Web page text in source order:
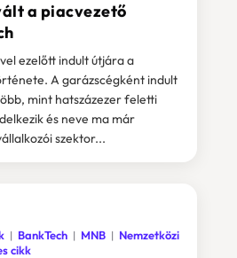
a piacvezető
ezelőtt indult útjára a
A garázscégként indult
mint hatszázezer feletti
és neve ma már
szektor...
BankTech MNB
Nemzetközi
cikk